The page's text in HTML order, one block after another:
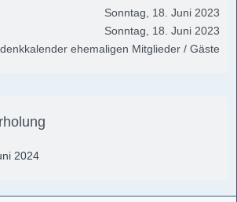
Sonntag, 18. Juni 2023
Sonntag, 18. Juni 2023
ehemaligen Mitglieder / Gäste
2024